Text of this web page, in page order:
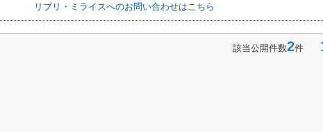
リブリ・ミライスへのお問い合わせはこちら
該当公開件数2件